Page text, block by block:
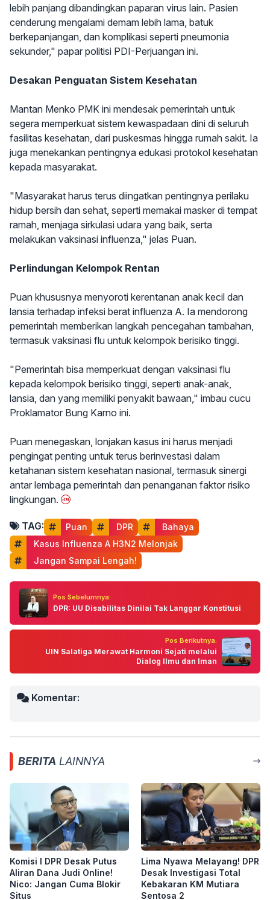
lebih panjang dibandingkan paparan virus lain. Pasien
cenderung mengalami demam lebih lama, batuk
berkepanjangan, dan komplikasi seperti pneumonia
sekunder," papar politisi PDI-Perjuangan ini.
Desakan Penguatan Sistem Kesehatan
Mantan Menko PMK ini mendesak pemerintah untuk
segera memperkuat sistem kewaspadaan dini di seluruh
fasilitas kesehatan, dari puskesmas hingga rumah sakit. Ia
juga menekankan pentingnya edukasi protokol kesehatan
kepada masyarakat.
"Masyarakat harus terus diingatkan pentingnya perilaku
hidup bersih dan sehat, seperti memakai masker di tempat
ramah, menjaga sirkulasi udara yang baik, serta
melakukan vaksinasi influenza," jelas Puan.
Perlindungan Kelompok Rentan
Puan khususnya menyoroti kerentanan anak kecil dan
lansia terhadap infeksi berat influenza A. Ia mendorong
pemerintah memberikan langkah pencegahan tambahan,
termasuk vaksinasi flu untuk kelompok berisiko tinggi.
"Pemerintah bisa memperkuat dengan vaksinasi flu
kepada kelompok berisiko tinggi, seperti anak-anak,
lansia, dan yang memiliki penyakit bawaan," imbau cucu
Proklamator Bung Karno ini.
Puan menegaskan, lonjakan kasus ini harus menjadi
pengingat penting untuk terus berinvestasi dalam
ketahanan sistem kesehatan nasional, termasuk sinergi
antar lembaga pemerintah dan penanganan faktor risiko
lingkungan.
TAG: Puan DPR
Bahaya
Kasus Influenza A H3N2 Melonjak
Jangan Sampai Lengah!
Pos Sebelumnya:
DPR: UU Disabilitas Dinilai Tak Langgar Konstitusi
Pos Berikutnya:
UIN Salatiga Merawat Harmoni Sejati melalui
Dialog Ilmu dan Iman
Komentar:
BERITA LAINNYA
Komisi I DPR Desak Putus
Aliran Dana Judi Online!
Nico: Jangan Cuma Blokir
Situs
Lima Nyawa Melayang! DPR
Desak Investigasi Total
Kebakaran KM Mutiara
Sentosa 2